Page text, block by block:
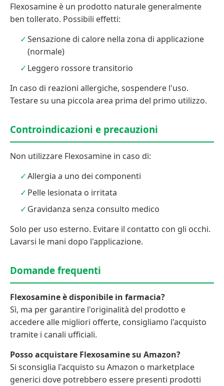
Flexosamine è un prodotto naturale generalmente
ben tollerato. Possibili effetti:
Sensazione di calore nella zona di applicazione
(normale)
Leggero rossore transitorio
In caso di reazioni allergiche, sospendere l'uso.
Testare su una piccola area prima del primo utilizzo.
Controindicazioni e precauzioni
Non utilizzare Flexosamine in caso di:
Allergia a uno dei componenti
Pelle lesionata o irritata
Gravidanza senza consulto medico
Solo per uso esterno. Evitare il contatto con gli occhi.
Lavarsi le mani dopo l'applicazione.
Domande frequenti
Flexosamine è disponibile in farmacia?
Sì, ma per garantire l'originalità del prodotto e
accedere alle migliori offerte, consigliamo l'acquisto
tramite i canali ufficiali.
Posso acquistare Flexosamine su Amazon?
Si sconsiglia l'acquisto su Amazon o marketplace
generici dove potrebbero essere presenti prodotti